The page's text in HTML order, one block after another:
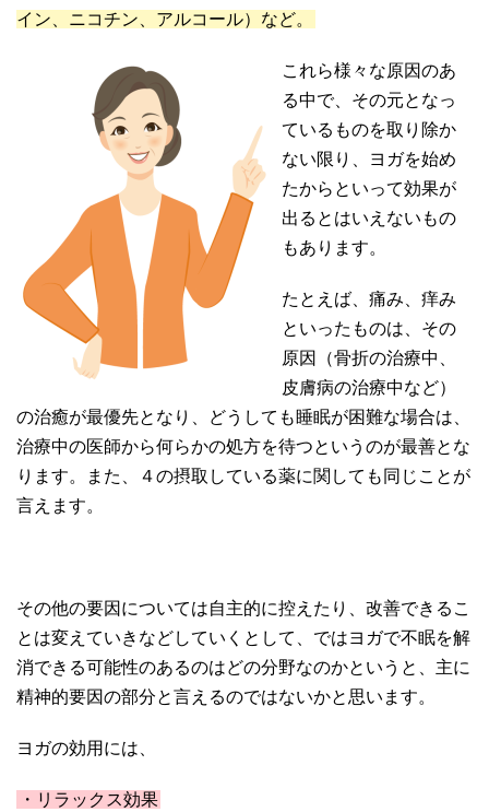
イン、ニコチン、アルコール）など。
これら様々な原因のあ
る中で、その元となっ
ているものを取り除か
ない限り、ヨガを始め
たからといって効果が
出るとはいえないもの
もあります。
たとえば、痛み、痒み
といったものは、その
原因（骨折の治療中、
皮膚病の治療中など）
の治癒が最優先となり、どうしても睡眠が困難な場合は、
治療中の医師から何らかの処方を待つというのが最善とな
ります。また、４の摂取している薬に関しても同じことが
言えます。
その他の要因については自主的に控えたり、改善できるこ
とは変えていきなどしていくとして、ではヨガで不眠を解
消できる可能性のあるのはどの分野なのかというと、主に
精神的要因の部分と言えるのではないかと思います。
ヨガの効用には、
・リラックス効果